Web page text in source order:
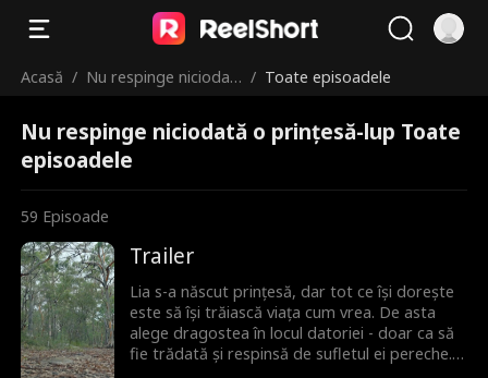
Acasă / Nu respinge niciodat
/ Toate episoadele
Nu respinge niciodată o prințesă-lup Toate
episoadele
59 Episoade
Trailer
Lia s-a născut prințesă, dar tot ce își dorește
este să își trăiască viața cum vrea. De asta
alege dragostea în locul datoriei - doar ca să
fie trădată și respinsă de sufletul ei pereche.